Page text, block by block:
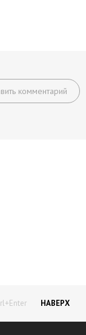
комментарий
НАВЕРХ